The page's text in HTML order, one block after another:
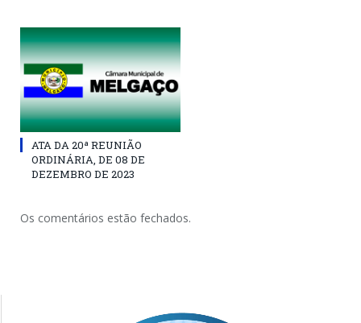
ATA DA 20ª REUNIÃO
ORDINÁRIA, DE 08 DE
DEZEMBRO DE 2023
Os comentários estão fechados.